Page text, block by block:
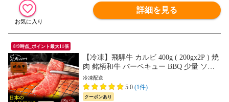
詳細を見る
8/9時点_ポイント最大11倍
【冷凍】飛騨牛 カルビ 400g ( 200gx2P ) 焼
肉 銘柄和牛 バーベキュー BBQ 少量 ソロ
キャンプ 送料無料 hrp
冷凍配送
5.0 (1件)
クーポンあり